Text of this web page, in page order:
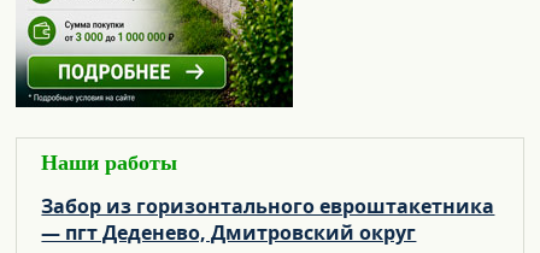
Наши работы
Забор из горизонтального евроштакетника
— пгт Деденево, Дмитровский округ